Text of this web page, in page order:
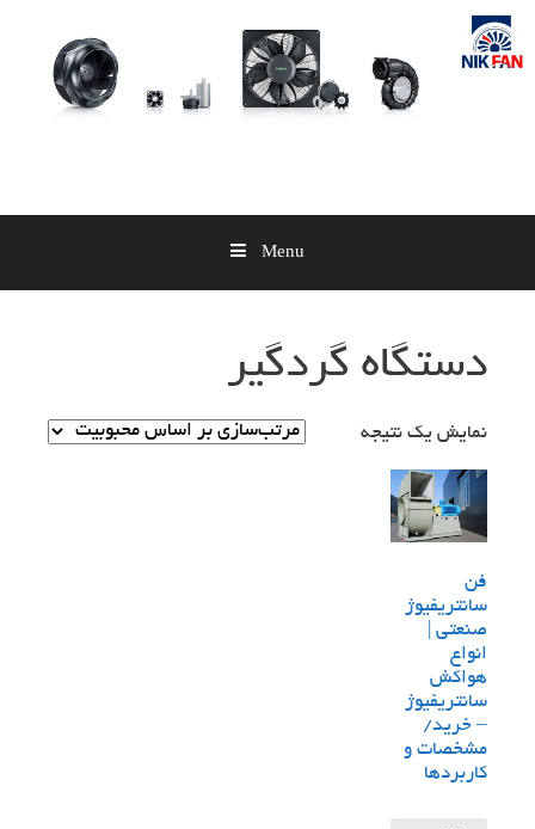
Skip
content
Menu
دستگاه گردگیر
نمایش یک نتیجه
فن
سانتریفیوژ
صنعتی |
انواع
هواکش
سانتریفیوژ
– خرید/
مشخصات و
کاربردها